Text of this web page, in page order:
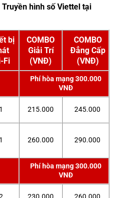
hình số Viettel tại
bị
Fi
COMBO
Giải Trí
(VNĐ)
COMBO
Đẳng Cấp
(VNĐ)
Phí hòa mạng 300.000
VNĐ
1 215.000 245.000
1 260.000 290.000
Phí hòa mạng 300.000
VNĐ